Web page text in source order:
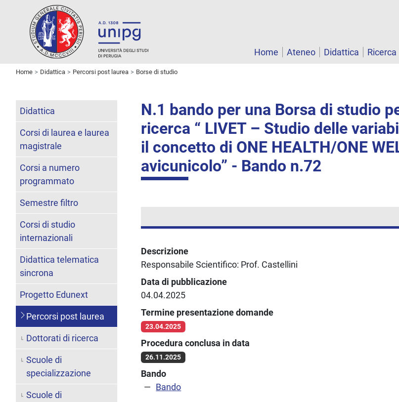
Home
Ateneo Didattica Ricerca
Home Didattica Percorsi post laurea Borse di studio
N.1 bando per una Borsa di studio
ricerca “ LIVET – Studio delle
il concetto di ONE HEALTH/ONE
avicunicolo” - Bando n.72
Descrizione
Responsabile Scientifico: Prof. Castellini
Data di pubblicazione
04.04.2025
Termine presentazione domande
23.04.2025
Procedura conclusa in data
26.11.2025
Bando
Bando
Didattica
Corsi di laurea e laurea
magistrale
Corsi a numero
programmato
Semestre filtro
Corsi di studio
internazionali
Didattica telematica
sincrona
Progetto Edunext
Percorsi post laurea
Dottorati di ricerca
Scuole di
specializzazione
Scuole di